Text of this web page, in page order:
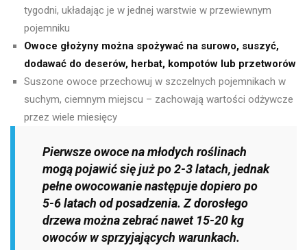
tygodni, układając je w jednej warstwie w przewiewnym
pojemniku
Owoce głożyny można spożywać na surowo, suszyć,
dodawać do deserów, herbat, kompotów lub przetworów
Suszone owoce przechowuj w szczelnych pojemnikach w
suchym, ciemnym miejscu – zachowają wartości odżywcze
przez wiele miesięcy
Pierwsze owoce na młodych roślinach
mogą pojawić się już po 2-3 latach, jednak
pełne owocowanie następuje dopiero po
5-6 latach od posadzenia. Z dorosłego
drzewa można zebrać nawet 15-20 kg
owoców w sprzyjających warunkach.